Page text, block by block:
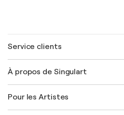
Service clients
Expédition
Offrir une carte cadeau
Rejoignez notre programme
À propos de Singulart
FAQ
Pour les Artistes